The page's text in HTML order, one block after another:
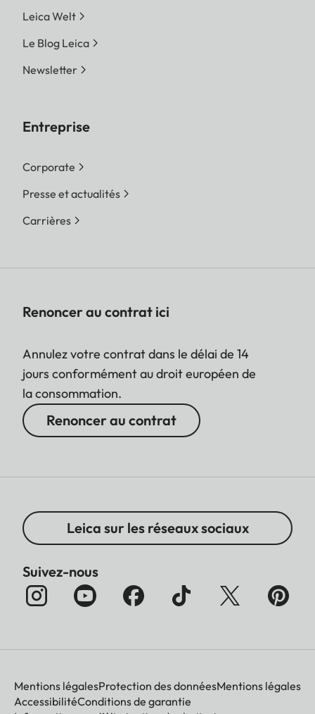
Leica Welt
Le Blog Leica
Newsletter
Entreprise
Corporate
Presse et actualités
Carrières
Renoncer au contrat ici
Annulez votre contrat dans le délai de 14
jours conformément au droit européen de
la consommation.
Renoncer au contrat
Leica sur les réseaux sociaux
Suivez-nous
Mentions légalesProtection des donnéesMentions légales
AccessibilitéConditions de garantie